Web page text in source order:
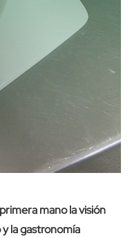
mano la visión
la gastronomía